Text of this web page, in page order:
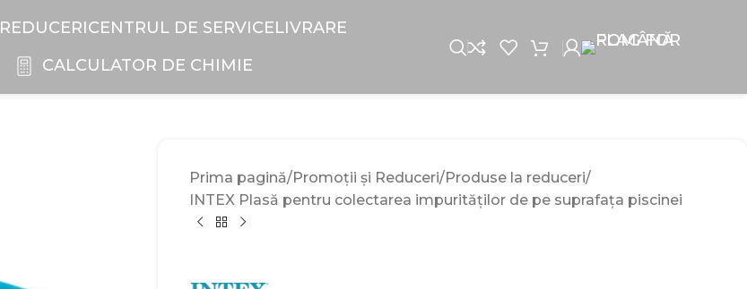
REDUCERICENTRUL DE SERVICELIVRARE
CALCULATOR DE CHIMIE
Prima pagină Promoții și Reduceri Produse la reduceri
INTEX Plasă pentru colectarea impurităților de pe suprafața piscinei